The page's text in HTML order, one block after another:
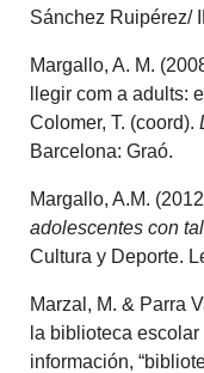
Sánchez Ruipérez/
Margallo, A. M.
llegir com a adults:
Colomer, T. (coord).
Barcelona: Graó.
Margallo, A.M.
adolescentes con
Cultura y Deporte.
Marzal, M. & Parra
la biblioteca
información,